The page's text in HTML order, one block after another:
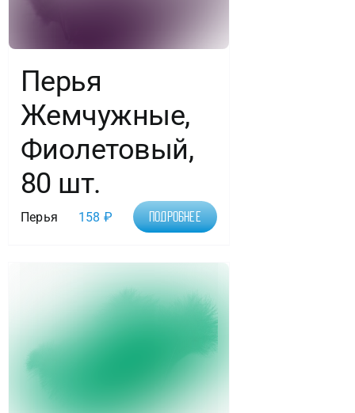
Перья
Жемчужные,
Фиолетовый,
80 шт.
Перья 158 ₽ Подробнее